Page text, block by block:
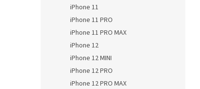
iPhone 11
iPhone 11 PRO
iPhone 11 PRO MAX
iPhone 12
iPhone 12 MINI
iPhone 12 PRO
iPhone 12 PRO MAX